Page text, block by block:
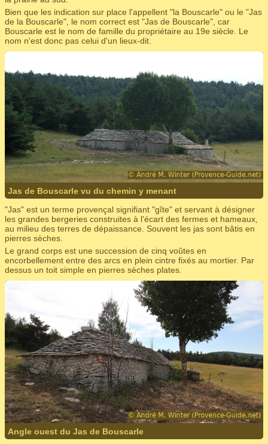
Bien que les indication sur place l'appellent "la Bouscarle" ou le "Jas
de la Bouscarle", le nom correct est "Jas de Bouscarle", car
Bouscarle est le nom de famille du propriétaire au 19e siècle. Le
nom n'est donc pas celui d'un lieux-dit.
Jas de Bouscarle vu du chemin y menant
"Jas" est un terme provençal signifiant "gîte" et servant à désigner
les grandes bergeries construites à l'écart des fermes et hameaux,
au milieu des terres de dépaissance. Souvent les jas sont bâtis en
pierres sèches.
Le grand corps est une succession de cinq voûtes en
encorbellement entre des arcs en plein cintre fixés au mortier. Par
dessus un toit simple en pierres sèches plates.
Angle ouest du Jas de Bouscarle